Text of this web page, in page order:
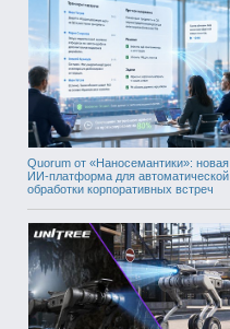
Quorum от «Наносемантики»: новая
ИИ-платформа для автоматической
обработки корпоративных встреч